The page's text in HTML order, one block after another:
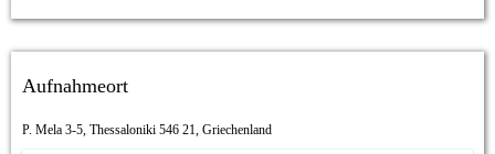
Aufnahmeort
P. Mela 3-5, Thessaloniki 546 21, Griechenland